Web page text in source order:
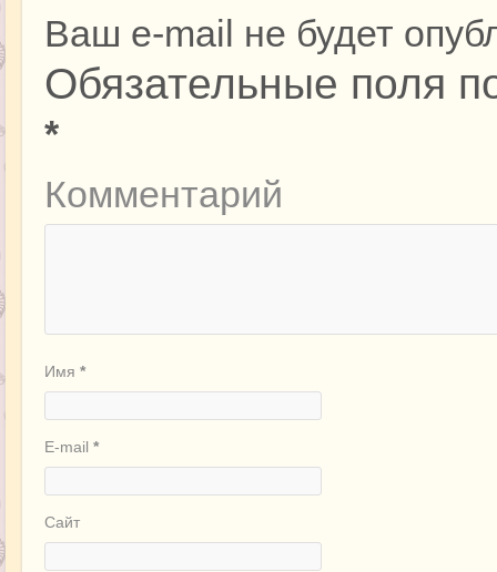
Ваш e-mail не будет
Обязательные поля
*
Комментарий
Имя *
E-mail *
Сайт